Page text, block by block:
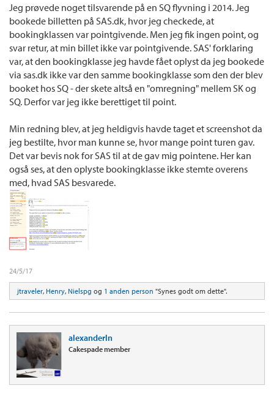
Jeg prøvede noget tilsvarende på en SQ flyvning i 2014. Jeg
bookede billetten på SAS.dk, hvor jeg checkede, at
bookingklassen var pointgivende. Men jeg fik ingen point, og
svar retur, at min billet ikke var pointgivende. SAS' forklaring
var, at den bookingklasse jeg havde fået oplyst da jeg bookede
via sas.dk ikke var den samme bookingklasse som den der blev
booket hos SQ - der skete altså en "omregning" mellem SK og
SQ. Derfor var jeg ikke berettiget til point.
Min redning blev, at jeg heldigvis havde taget et screenshot da
jeg bestilte, hvor man kunne se, hvor mange point turen gav.
Det var bevis nok for SAS til at de gav mig pointene. Her kan
også ses, at den oplyste bookingklasse ikke stemte overens
med, hvad SAS besvarede.
24/5/17
jtraveler, Henry, Nielspg og 1 anden person "Synes godt om dette".
alexanderln
Cakespade member